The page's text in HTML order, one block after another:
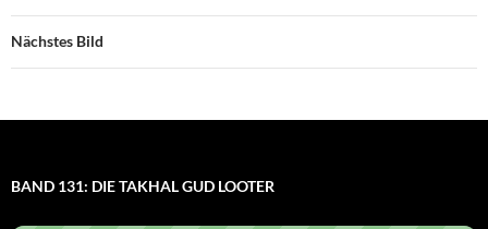
Nächstes Bild
BAND 131: DIE TAKHAL GUD LOOTER